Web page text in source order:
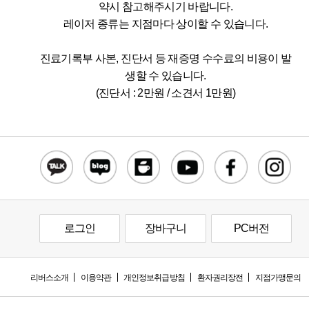
약시 참고해주시기 바랍니다.
레이저 종류는 지점마다 상이할 수 있습니다.
진료기록부 사본, 진단서 등 재증명 수수료의 비용이 발
생할 수 있습니다.
(진단서 : 2만원 / 소견서 1만원)
로그인 장바구니 PC버전
리버스소개 이용약관 개인정보취급방침 환자권리장전 지점가맹문의